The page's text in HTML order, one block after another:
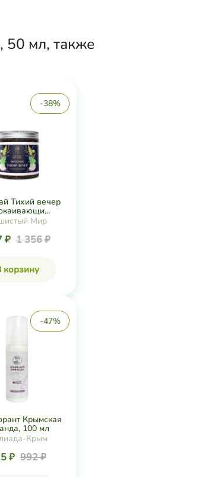
50 мл, также
-38%
Тихий вечер
Мир
₽ 1 356 ₽
корзину
-47%
Крымская
100 мл
Крым
₽ 992 ₽